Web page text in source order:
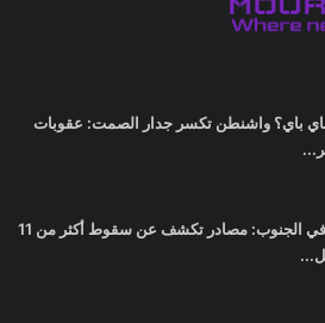
باي؟ واشنطن تكسر جدار الصمت: عقوبات
مجزرة في الجنوب: مصادر تكشف عن سقوط أكثر من 11